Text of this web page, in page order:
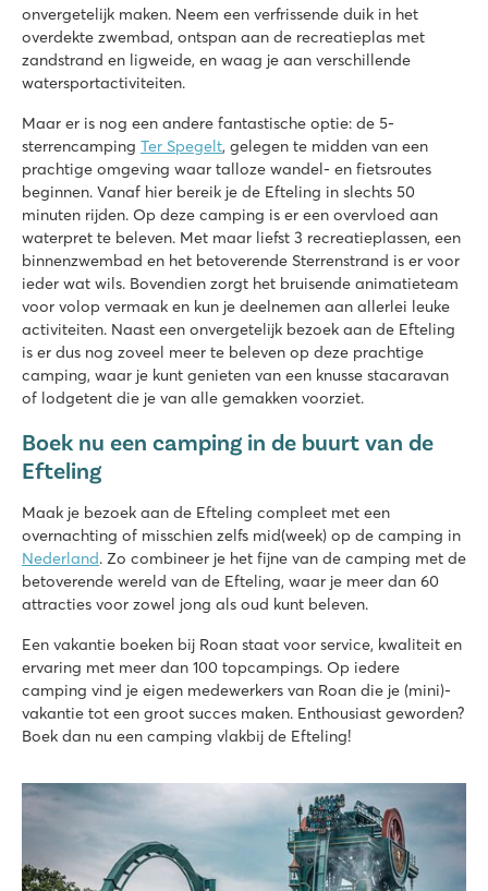
onvergetelijk maken. Neem een verfrissende duik in het
overdekte zwembad, ontspan aan de recreatieplas met
zandstrand en ligweide, en waag je aan verschillende
watersportactiviteiten.
Maar er is nog een andere fantastische optie: de 5-
sterrencamping Ter Spegelt, gelegen te midden van een
prachtige omgeving waar talloze wandel- en fietsroutes
beginnen. Vanaf hier bereik je de Efteling in slechts 50
minuten rijden. Op deze camping is er een overvloed aan
waterpret te beleven. Met maar liefst 3 recreatieplassen, een
binnenzwembad en het betoverende Sterrenstrand is er voor
ieder wat wils. Bovendien zorgt het bruisende animatieteam
voor volop vermaak en kun je deelnemen aan allerlei leuke
activiteiten. Naast een onvergetelijk bezoek aan de Efteling
is er dus nog zoveel meer te beleven op deze prachtige
camping, waar je kunt genieten van een knusse stacaravan
of lodgetent die je van alle gemakken voorziet.
Boek nu een camping in de buurt van de
Efteling
Maak je bezoek aan de Efteling compleet met een
overnachting of misschien zelfs mid(week) op de camping in
Nederland. Zo combineer je het fijne van de camping met de
betoverende wereld van de Efteling, waar je meer dan 60
attracties voor zowel jong als oud kunt beleven.
Een vakantie boeken bij Roan staat voor service, kwaliteit en
ervaring met meer dan 100 topcampings. Op iedere
camping vind je eigen medewerkers van Roan die je (mini)-
vakantie tot een groot succes maken. Enthousiast geworden?
Boek dan nu een camping vlakbij de Efteling!